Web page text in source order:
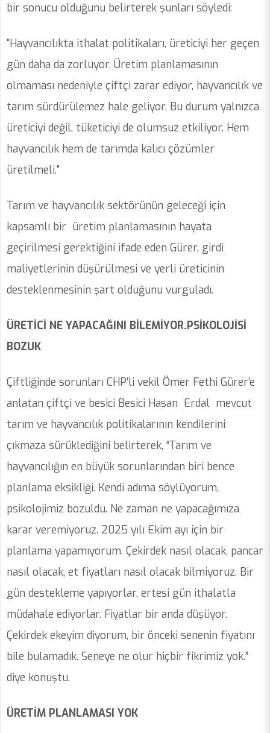
bir sonucu olduğunu belirterek şunları söyledi:
"Hayvancılıkta ithalat politikaları, üreticiyi her geçen
gün daha da zorluyor. Üretim planlamasının
olmaması nedeniyle çiftçi zarar ediyor, hayvancılık ve
tarım sürdürülemez hale geliyor. Bu durum yalnızca
üreticiyi değil, tüketiciyi de olumsuz etkiliyor. Hem
hayvancılık hem de tarımda kalıcı çözümler
üretilmeli."
Tarım ve hayvancılık sektörünün geleceği için
kapsamlı bir üretim planlamasının hayata
geçirilmesi gerektiğini ifade eden Gürer, girdi
maliyetlerinin düşürülmesi ve yerli üreticinin
desteklenmesinin şart olduğunu vurguladı.
ÜRETİCİ NE YAPACAĞINI BİLEMİYOR.PSİKOLOJİSİ
BOZUK
Çiftliğinde sorunları CHP’li vekil Ömer Fethi Gürer’e
anlatan çiftçi ve besici Besici Hasan Erdal mevcut
tarım ve hayvancılık politikalarının kendilerini
çıkmaza sürüklediğini belirterek, “Tarım ve
hayvancılığın en büyük sorunlarından biri bence
planlama eksikliği. Kendi adıma söylüyorum,
psikolojimiz bozuldu. Ne zaman ne yapacağımıza
karar veremiyoruz. 2025 yılı Ekim ayı için bir
planlama yapamıyorum. Çekirdek nasıl olacak, pancar
nasıl olacak, et fiyatları nasıl olacak bilmiyoruz. Bir
gün destekleme yapıyorlar, ertesi gün ithalatla
müdahale ediyorlar. Fiyatlar bir anda düşüyor.
Çekirdek ekeyim diyorum, bir önceki senenin fiyatını
bile bulamadık. Seneye ne olur hiçbir fikrimiz yok.”
diye konuştu.
ÜRETİM PLANLAMASI YOK